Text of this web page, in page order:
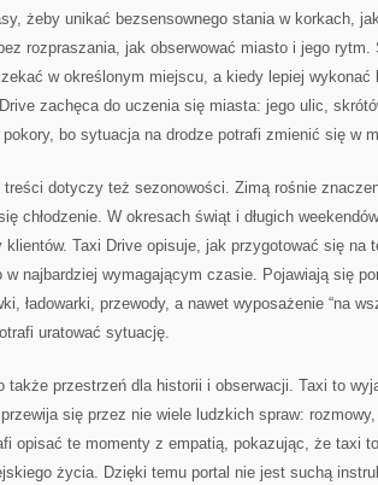
żeby unikać bezsensownego stania w korkach,
rozpraszania, jak obserwować miasto i jego
w określonym miejscu, a kiedy lepiej
zachęca do uczenia się miasta: jego ulic,
pokory, bo sytuacja na drodze potrafi zmienić się w
treści dotyczy też sezonowości. Zimą rośnie
chłodzenie. W okresach świąt i długich
klientów. Taxi Drive opisuje, jak przygotować się na
w najbardziej wymagającym czasie. Pojawiają się
ładowarki, przewody, a nawet wyposażenie “na
uratować sytuację.
także przestrzeń dla historii i obserwacji. Taxi to
się przez nie wiele ludzkich spraw:
opisać te momenty z empatią, pokazując, że taxi
życia. Dzięki temu portal nie jest suchą